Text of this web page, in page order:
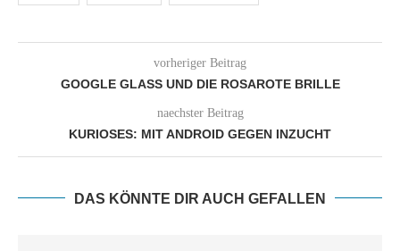
vorheriger Beitrag
GOOGLE GLASS UND DIE ROSAROTE BRILLE
naechster Beitrag
KURIOSES: MIT ANDROID GEGEN INZUCHT
DAS KÖNNTE DIR AUCH GEFALLEN